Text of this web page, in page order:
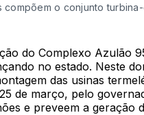
compõem o conjunto
do Complexo Azulão
no estado. Neste
das usinas
de março, pelo
e preveem a geração